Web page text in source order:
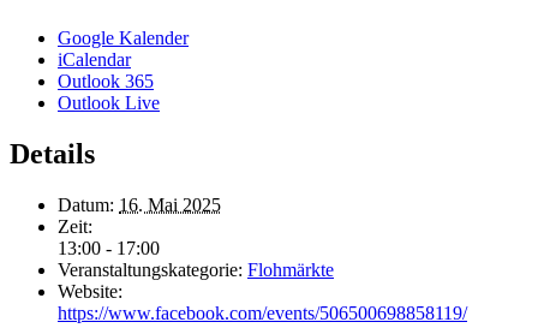
Google Kalender
iCalendar
Outlook 365
Outlook Live
Details
Datum: 16. Mai 2025
Zeit:
13:00 - 17:00
Veranstaltungskategorie: Flohmärkte
Website:
https://www.facebook.com/events/506500698858119/